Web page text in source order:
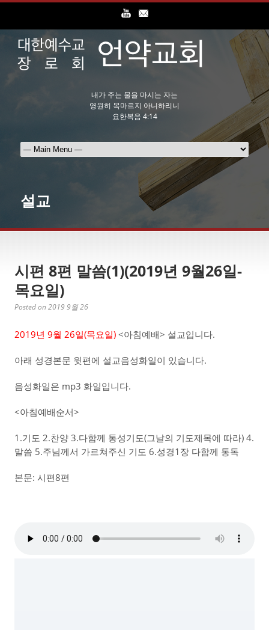
내가 주는 물을 마시는 자는
영원히 목마르지 아니하리니
요한복음 4:14
설교
시편 8편 말씀(1)(2019년 9월26일-
목요일)
Posted on 2019 9월 26
2019년 9월 26일(목요일) <아침예배> 설교입니다.
아래 성경본문 윗편에 설교음성화일이 있습니다.
음성화일은 mp3 화일입니다.
<아침예배순서>
1.기도 2.찬양 3.다함께 통성기도(그날의 기도제목에 따라) 4.
말씀 5.주님께서 가르쳐주신 기도 6.성경1장 다함께 통독
본문: 시편8편